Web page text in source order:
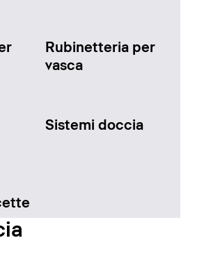
Rubinetteria per
vasca
Sistemi doccia